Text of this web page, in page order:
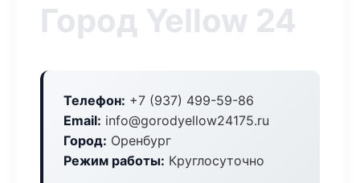
Город Yellow 24
Телефон: +7 (937) 499-59-86
Email: info@gorodyellow24175.ru
Город: Оренбург
Режим работы: Круглосуточно